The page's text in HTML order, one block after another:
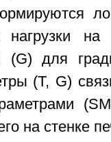
на
для
(Т, G)
на стенке